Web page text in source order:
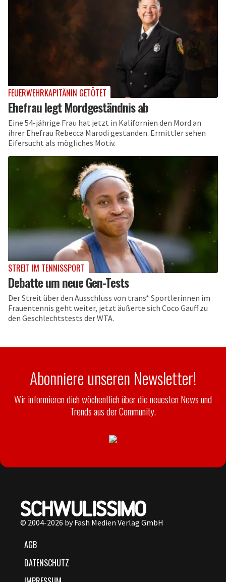
FEUERWEHRKAPITÄNIN GETÖTET
Ehefrau legt Mordgeständnis ab
Eine 54-jährige Frau hat jetzt in Kalifornien den Mord an
ihrer Ehefrau Rebecca Marodi gestanden. Ermittler sehen
Eifersucht als mögliches Motiv.
STREIT IM TENNISSPORT
Debatte um neue Gen-Tests
Der Streit über den Ausschluss von trans* Sportlerinnen im
Frauentennis geht weiter, jetzt äußerte sich Coco Gauff zu
den Geschlechtstests der WTA.
Abonniere unseren Newsletter!
Wir informieren dich wöchentlich über die neuesten News und
Trends aus der Community.
© 2004-2026 by Fash Medien Verlag GmbH
AGB
DATENSCHUTZ